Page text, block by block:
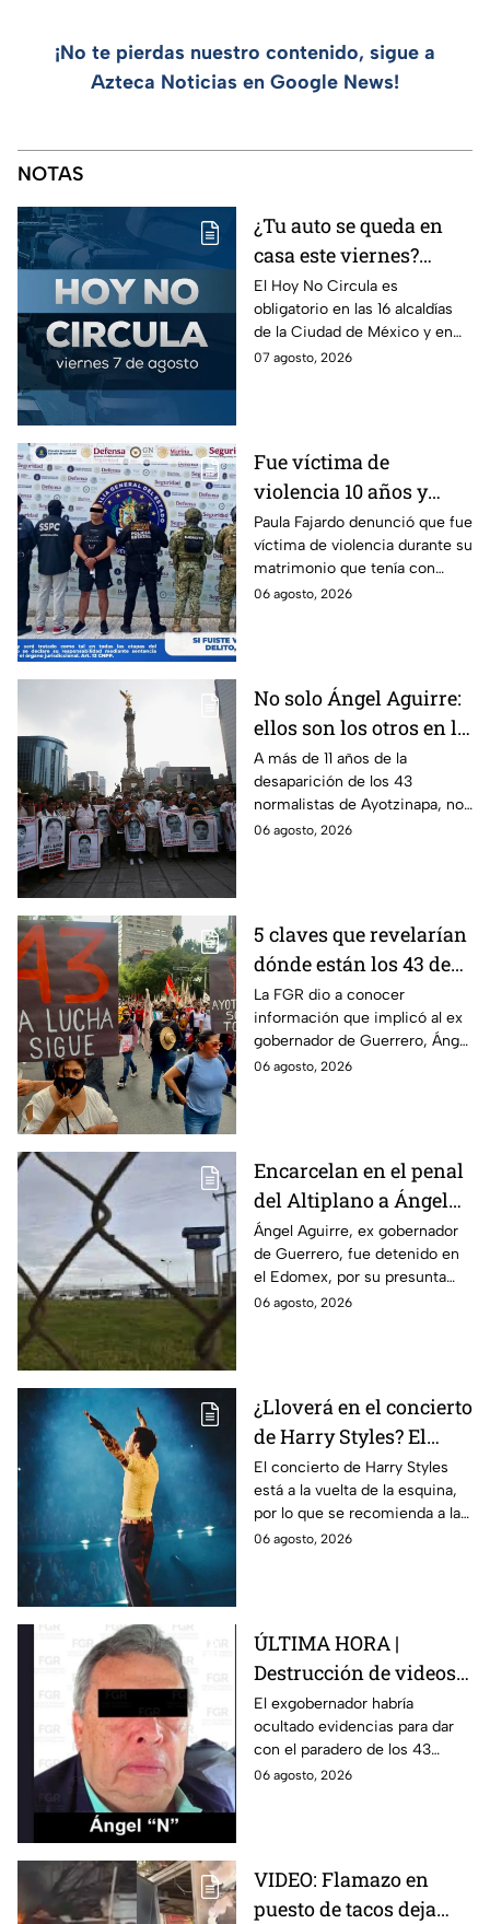
¡No te pierdas nuestro contenido, sigue a
Azteca Noticias en Google News!
NOTAS
¿Tu auto se queda en
casa este viernes?
Revisa el Hoy No
Circula de este 7 de
agosto
El Hoy No Circula es
obligatorio en las 16 alcaldías
de la Ciudad de México y en
los municipios conurbados del
07 agosto, 2026
Fue víctima de
violencia 10 años y
hasta ahora detienen al
presunto agresor: el
caso de Paula Fajardo
Paula Fajardo denunció que fue
víctima de violencia durante su
matrimonio que tenía con
Jorge Francisco “N”, quien fue
06 agosto, 2026
No solo Ángel Aguirre:
ellos son los otros en la
lupa por el caso
Ayotzinapa
A más de 11 años de la
desaparición de los 43
normalistas de Ayotzinapa, no
se ha conocido el paradero de
06 agosto, 2026
5 claves que revelarían
dónde están los 43 de
Ayotzinapa tras
captura de Ángel
Aguirre, ex gobernador
de Guerrero
La FGR dio a conocer
información que implicó al ex
gobernador de Guerrero, Ángel
Aguirre, quien fue detenido
06 agosto, 2026
Encarcelan en el penal
del Altiplano a Ángel
Aguirre, ex gobernador
de Guerrero por caso
Ayotzinapa
Ángel Aguirre, ex gobernador
de Guerrero, fue detenido en
el Edomex, por su presunta
participación en la
06 agosto, 2026
¿Lloverá en el concierto
de Harry Styles? El
pronóstico del clima
para este viernes en
CDMX
El concierto de Harry Styles
está a la vuelta de la esquina,
por lo que se recomienda a las
y los fanáticos revisar el clima
06 agosto, 2026
ÚLTIMA HORA |
Destrucción de videos
clave y amenazas a
testigos por parte de
exgobernador Ángel
Aguirre: FGR
El exgobernador habría
ocultado evidencias para dar
con el paradero de los 43
estudiantes desaparecidos de
06 agosto, 2026
VIDEO: Flamazo en
puesto de tacos deja